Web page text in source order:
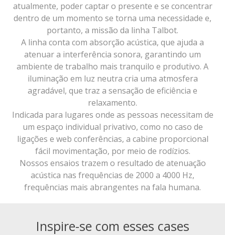
atualmente, poder captar o presente e se concentrar
dentro de um momento se torna uma necessidade e,
portanto, a missão da linha Talbot.
A linha conta com absorção acústica, que ajuda a
atenuar a interferência sonora, garantindo um
ambiente de trabalho mais tranquilo e produtivo. A
iluminação em luz neutra cria uma atmosfera
agradável, que traz a sensação de eficiência e
relaxamento.
Indicada para lugares onde as pessoas necessitam de
um espaço individual privativo, como no caso de
ligações e web conferências, a cabine proporcional
fácil movimentação, por meio de rodízios.
Nossos ensaios trazem o resultado de atenuação
acústica nas frequências de 2000 a 4000 Hz,
frequências mais abrangentes na fala humana.
Inspire-se com esses cases